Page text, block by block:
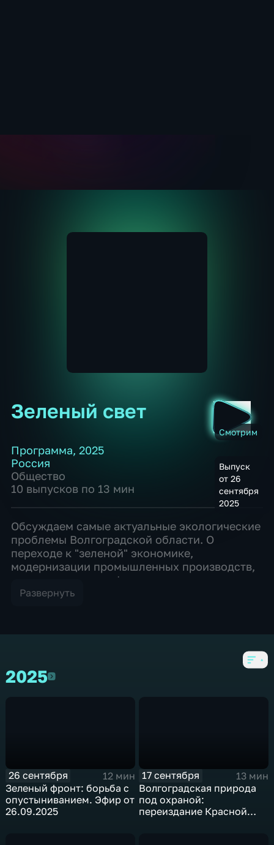
Зеленый свет
Смотрим
Выпуск
от 26
сентября
2025
Программа,2025
Россия
Общество
10 выпусков по 13 мин
Обсуждаем самые актуальные экологические
проблемы Волгоградской области. О
переходе к "зеленой" экономике,
модернизации промышленных производств,
расчистке рек и реформировании системы
обращения с отходами. Обсуждаем самые
отходами.
Развернуть
20252025
26 сентября
12 мин
Зеленый фронт: борьба с
опустыниванием. Эфир от
26.09.2025
17 сентября
13 мин
Волгоградская природа
под охраной:
переиздание Красной